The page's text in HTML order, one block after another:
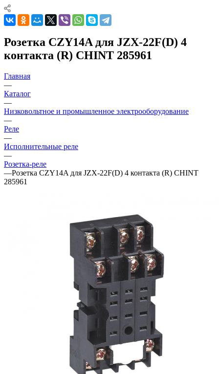
Розетка CZY14A для JZX-22F(D) 4
контакта (R) CHINT 285961
Главная
—
Каталог
—
Низковольтное и промышленное электрооборудование
—
Реле
—
Исполнительные реле
—
Розетка-реле
—Розетка CZY14A для JZX-22F(D) 4 контакта (R) CHINT
285961